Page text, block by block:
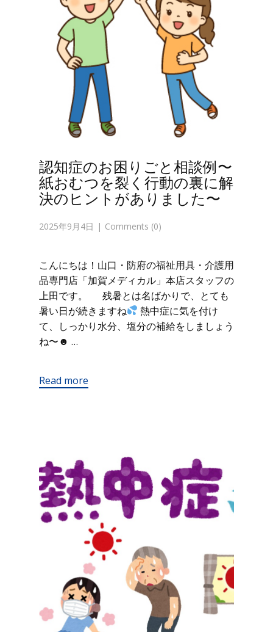
認知症のお困りごと相談例〜
紙おむつを裂く行動の裏に解
決のヒントがありました〜
2025年9月4日 Comments (0)
こんにちは！山口・防府の福祉用具・介護用
品専門店「加賀メディカル」本店スタッフの
上田です。 残暑とは名ばかりで、とても
暑い日が続きますね
熱中症に気を付け
て、しっかり水分、塩分の補給をしましょう
ね〜☻ …
Read more